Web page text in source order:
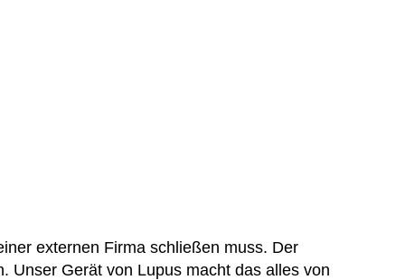
externen Firma schließen muss. Der
Unser Gerät von Lupus macht das alles von